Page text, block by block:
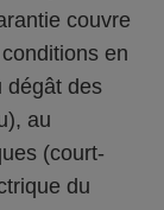
couvre
en
dégât des
au
(court-
du